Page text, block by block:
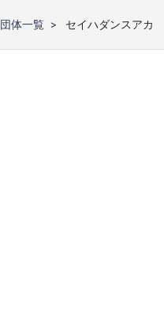
団体一覧
セイハダンスアカ